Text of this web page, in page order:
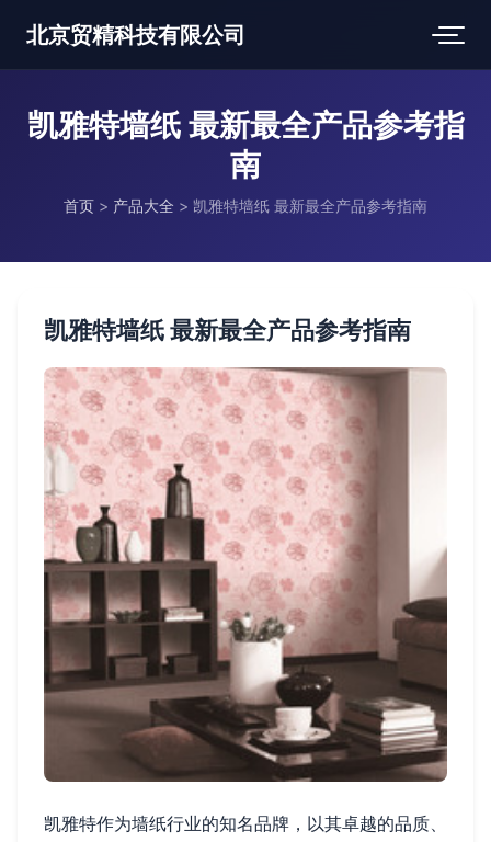
北京贸精科技有限公司
凯雅特墙纸 最新最全产品参考指
南
首页 > 产品大全 > 凯雅特墙纸 最新最全产品参考指南
凯雅特墙纸 最新最全产品参考指南
凯雅特作为墙纸行业的知名品牌，以其卓越的品质、